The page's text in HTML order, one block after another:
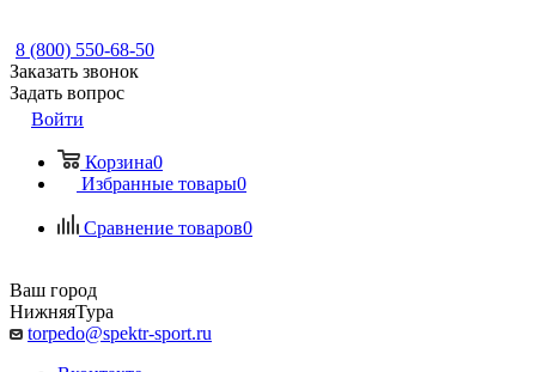
8 (800) 550-68-50
Заказать звонок
Задать вопрос
Войти
Корзина0
Избранные товары0
Сравнение товаров0
Ваш город
НижняяТура
torpedo@spektr-sport.ru